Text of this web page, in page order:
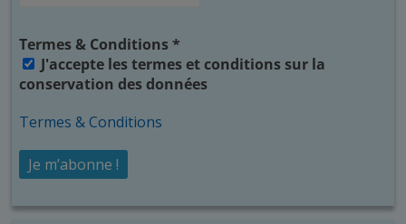
Termes & Conditions*
J'accepte les termes et conditions sur la
conservation des données
Termes & Conditions